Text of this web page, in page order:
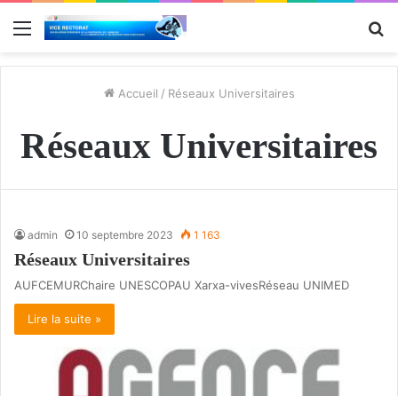
Menu
Accueil / Réseaux Universitaires
Réseaux Universitaires
admin 10 septembre 2023 1 163
Réseaux Universitaires
AUFCEMURChaire UNESCOPAU Xarxa-vivesRéseau UNIMED
Lire la suite »